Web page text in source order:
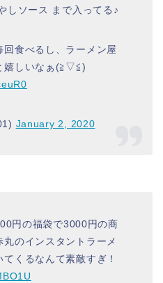
しソース まで入ってる♪
食べるし、ラーメン屋
嬉しいなぁ(≧▽≦)
January 2, 2020
円の福袋で3000円の商
のインスタントラーメ
くるなんて素敵すぎ！